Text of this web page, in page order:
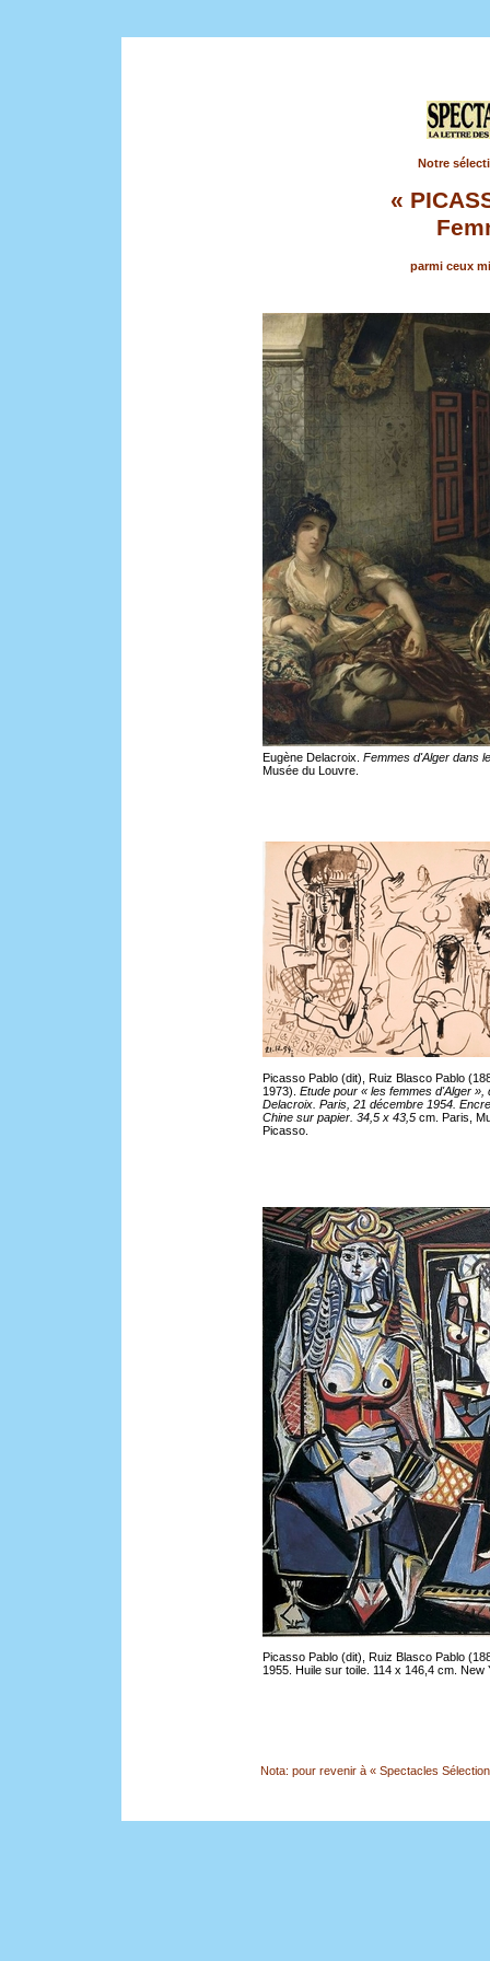
Notre
«
parmi ceux
Eugène Delacroix. Femmes d'Alger dans
Musée du Louvre.
Picasso Pablo (dit), Ruiz Blasco Pablo
1973). Etude pour « les femmes d'Alger »,
Delacroix. Paris, 21 décembre 1954.
Chine sur papier. 34,5 x 43,5cm. Paris,
Picasso.
Picasso Pablo (dit), Ruiz Blasco Pablo
1955. Huile sur toile. 114 x 146,4 cm.
Nota: pour revenir à « Spectacles